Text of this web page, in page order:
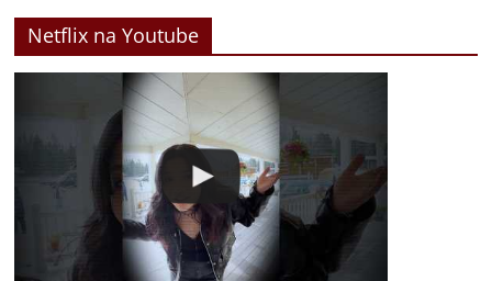
Netflix na Youtube